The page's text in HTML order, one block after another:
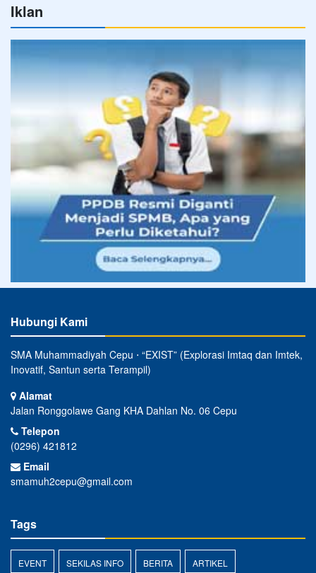
Iklan
Hubungi Kami
SMA Muhammadiyah Cepu ⋅ “EXIST” (Explorasi Imtaq dan Imtek,
Inovatif, Santun serta Terampil)
Alamat
Jalan Ronggolawe Gang KHA Dahlan No. 06 Cepu
Telepon
(0296) 421812
Email
smamuh2cepu@gmail.com
Tags
EVENT SEKILAS INFO BERITA ARTIKEL